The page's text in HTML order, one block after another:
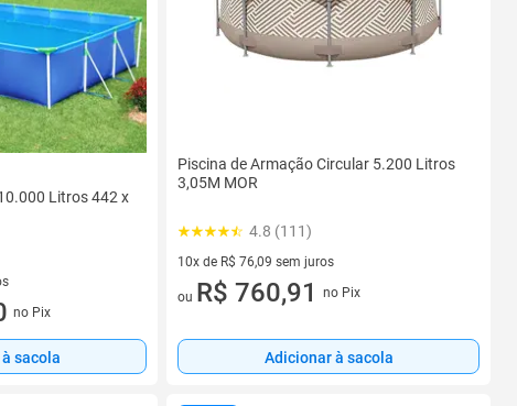
Litros 442 x
no Pix
sacola
Piscina de Armação Circular 5.200 Litros
3,05M MOR
4.8 (111)
10x de R$ 76,09 sem juros
10 vez de R$ 76,09 sem juros
ou R$ 760,91 no Pix
Adicionar à sacola